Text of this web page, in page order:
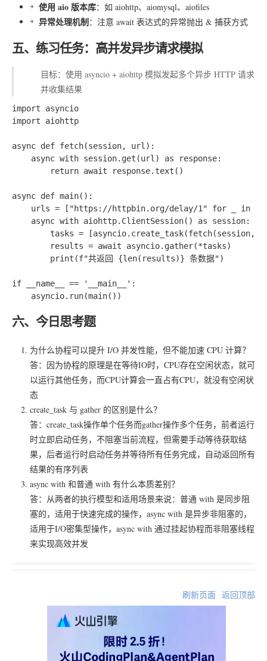
使用 aio 版本库：如 aiohttp、 aiomysql、 aiofiles
异常处理机制：注意 await 表达式的异常抛出 & 捕获方式
五、练习任务：高并发异步请求模拟
目标：使用 asyncio + aiohttp 模拟发起多个异步 HTTP 请求
并收集结果
import asyncio
import aiohttp
async def fetch(session, url):
    async with session.get(url) as response:
        return await response.text()
async def main():
urls = ["https://httpbin.org/delay/1" for _ in
    async with aiohttp.ClientSession() as session:
tasks = [asyncio.create_task(fetch(session,
        results = await asyncio.gather(*tasks)
        print(f"共返回 {len(results)} 条数据")
if __name__ == '__main__':
六、今日思考题
为什么协程可以提升 I/O 并发性能，但不能加速 CPU 计算？
答：因为协程的原理是在等待IO时，CPU存在空闲状态，就可
以运行其他任务，而CPU计算会一直占有CPU，就没有空闲状
态
create_task 与 gather 的区别是什么？
答：create_task操作单个任务而gather操作多个任务，前者运行
时立即启动任务，不阻塞当前流程，但需要手动等待获取结
果，后者运行时启动任务并等待所有任务完成，自动返回所有
结果的有序列表
async with 和普通 with 有什么本质差别？
答：从两者的执行模型和适用场景来说：普通 with 是同步阻
塞的，适用于快速完成的操作，async with 是异步非阻塞的，
适用于I/O密集型操作，async with 通过挂起协程而非阻塞线程
来实现高效并发
刷新页面 返回顶部